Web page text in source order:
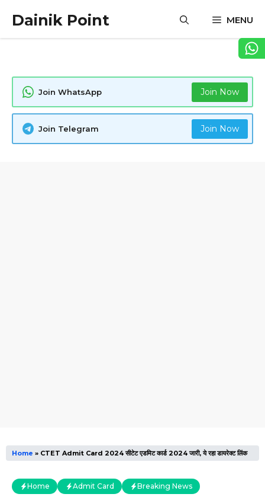
Dainik Point MENU
Join WhatsApp Join Now
Join Telegram Join Now
Home » CTET Admit Card 2024 सीटेट एडमिट कार्ड 2024 जारी, ये रहा डायरेक्ट लिंक
Home Admit Card Breaking News